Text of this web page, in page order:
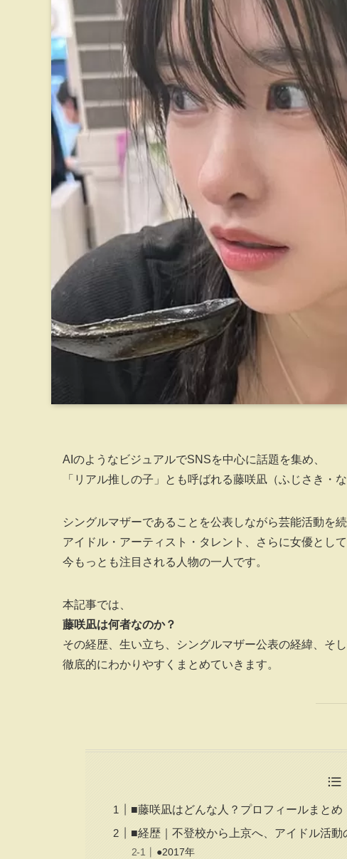
AIのようなビジュアルでSNSを中心に話題を集め、
「リアル推しの子」とも呼ばれる藤咲凪（ふじさき・な
シングルマザーであることを公表しながら芸能活動を続
アイドル・アーティスト・タレント、さらに女優とし
今もっとも注目される人物の一人です。
本記事では、
藤咲凪は何者なのか？
その経歴、生い立ち、シングルマザー公表の経緯、そ
徹底的にわかりやすくまとめていきます。
■藤咲凪はどんな人？プロフィールまとめ
■経歴｜不登校から上京へ、アイドル活動
●2017年